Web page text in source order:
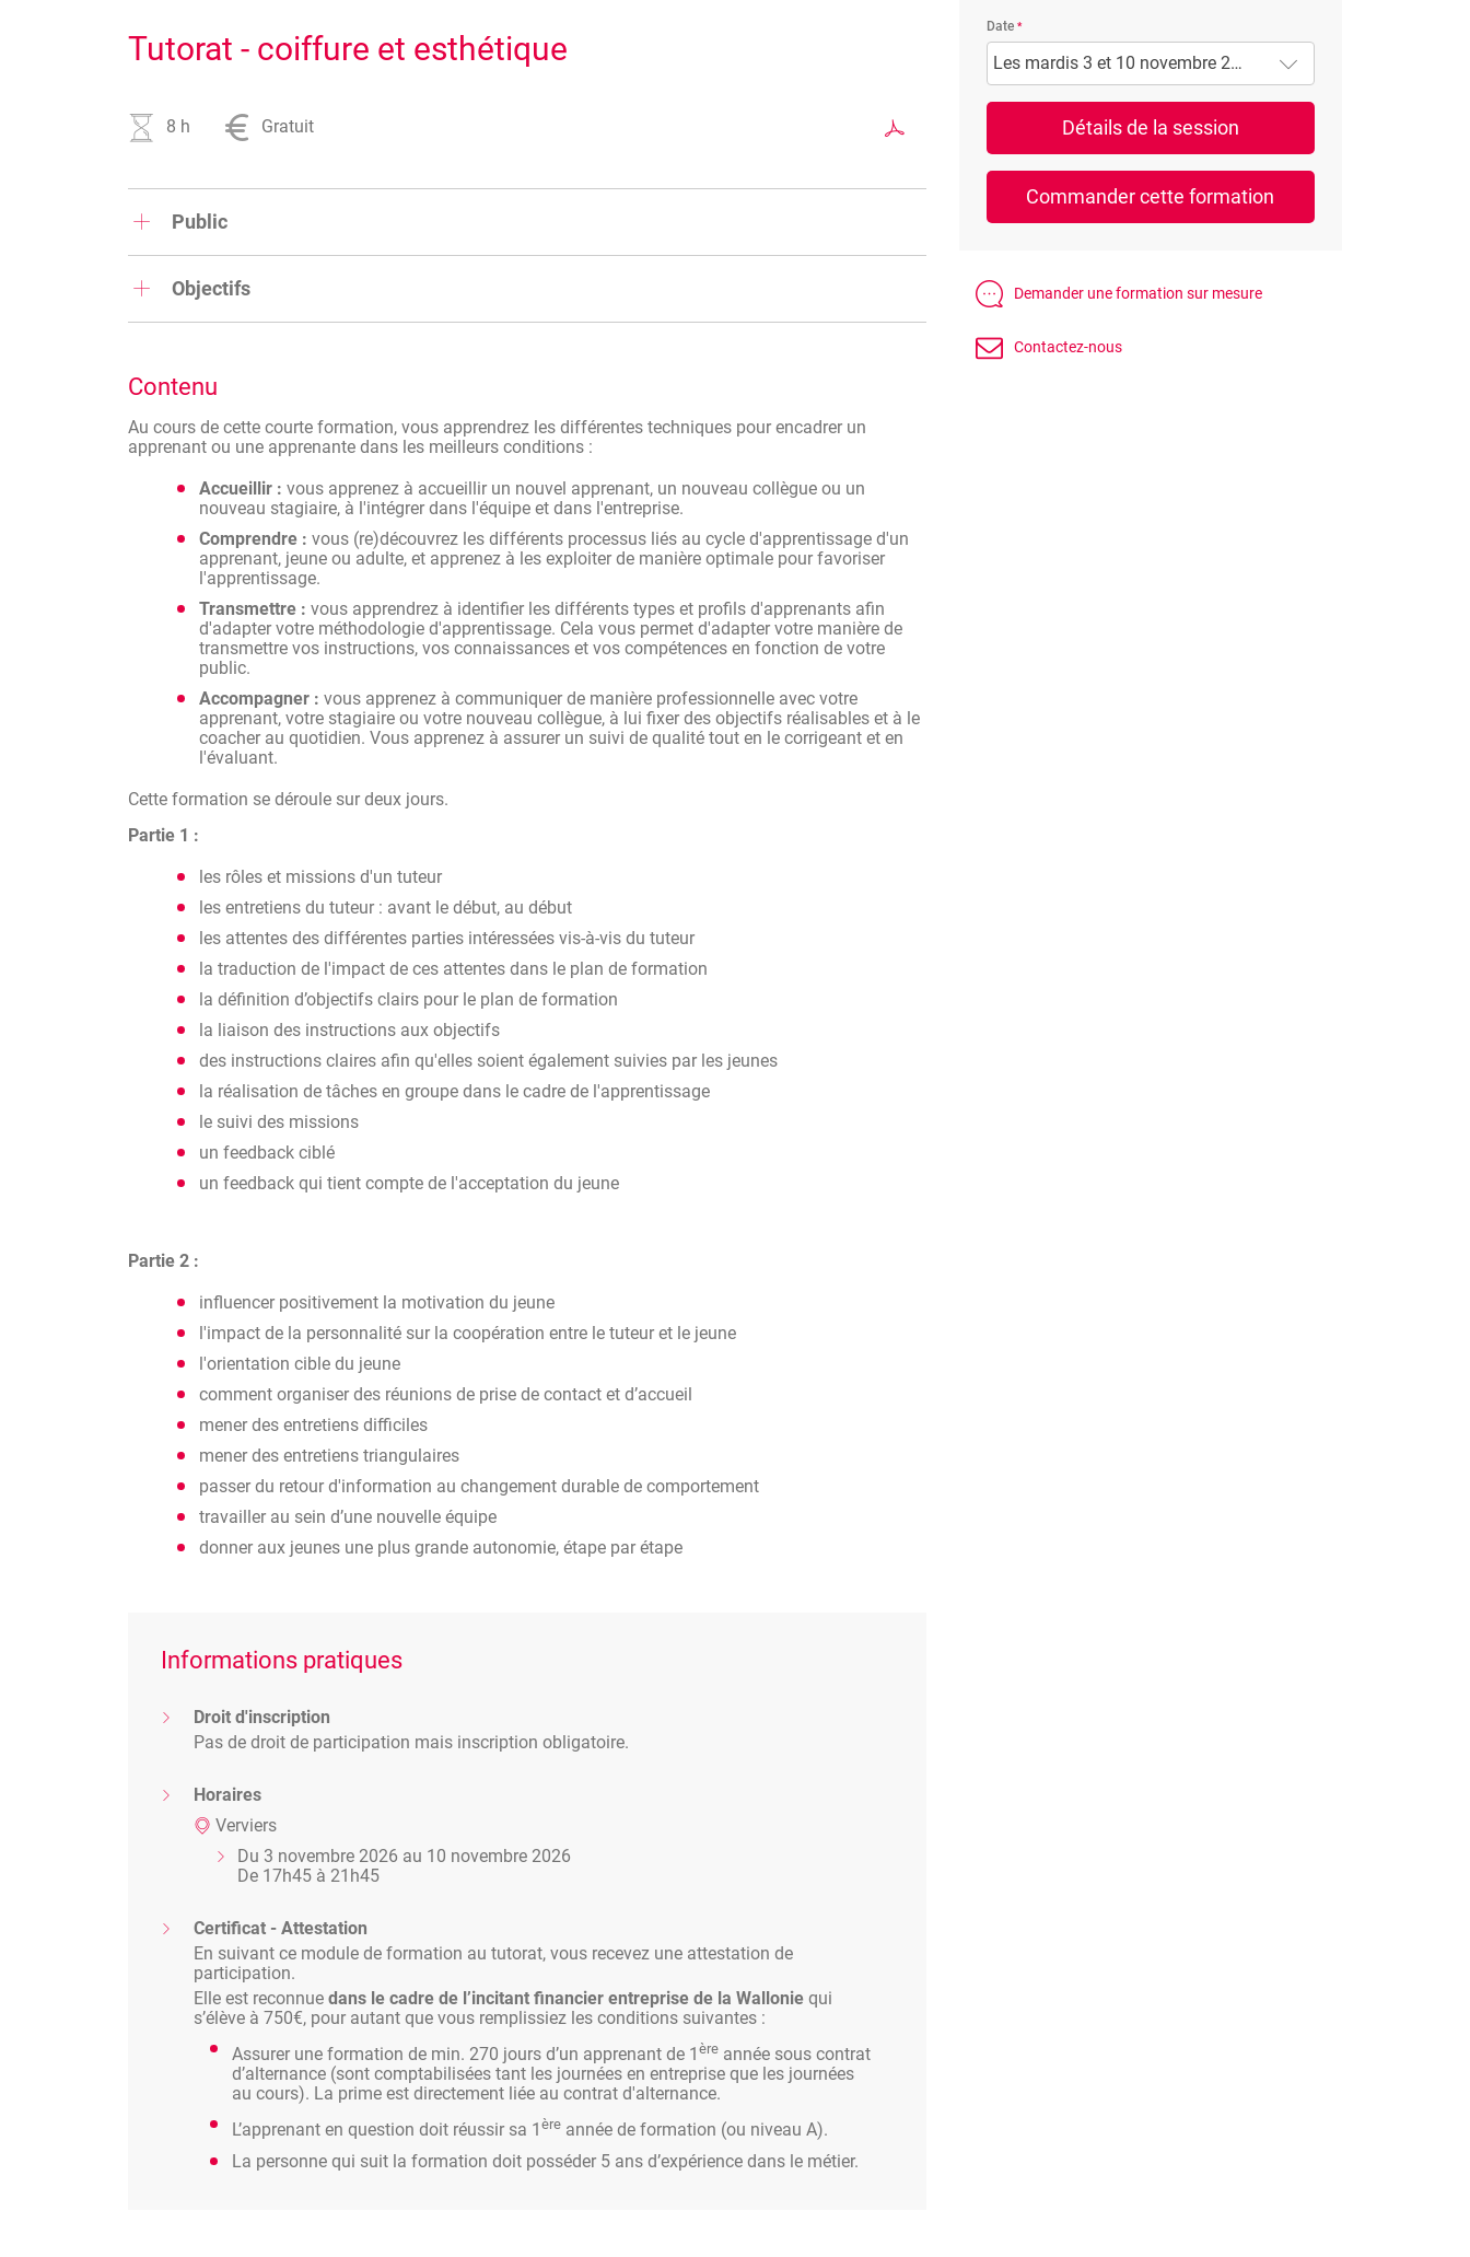
Tutorat - coiffure et esthétique
8 h Gratuit
Public
l'esthétique.
Objectifs
Contenu
Au cours de cette courte formation, vous apprendrez les différentes techniques pour encadrer un
apprenant ou une apprenante dans les meilleurs conditions :
Accueillir : vous apprenez à accueillir un nouvel apprenant, un nouveau collègue ou un
nouveau stagiaire, à l'intégrer dans l'équipe et dans l'entreprise.
Comprendre : vous (re)découvrez les différents processus liés au cycle d'apprentissage d'un
apprenant, jeune ou adulte, et apprenez à les exploiter de manière optimale pour favoriser
l'apprentissage.
Transmettre : vous apprendrez à identifier les différents types et profils d'apprenants afin
d'adapter votre méthodologie d'apprentissage. Cela vous permet d'adapter votre manière de
transmettre vos instructions, vos connaissances et vos compétences en fonction de votre
public.
Accompagner : vous apprenez à communiquer de manière professionnelle avec votre
apprenant, votre stagiaire ou votre nouveau collègue, à lui fixer des objectifs réalisables et à le
coacher au quotidien. Vous apprenez à assurer un suivi de qualité tout en le corrigeant et en
l'évaluant.
Cette formation se déroule sur deux jours.
Partie 1 :
les rôles et missions d'un tuteur
les entretiens du tuteur : avant le début, au début
les attentes des différentes parties intéressées vis-à-vis du tuteur
la traduction de l'impact de ces attentes dans le plan de formation
la définition d’objectifs clairs pour le plan de formation
la liaison des instructions aux objectifs
des instructions claires afin qu'elles soient également suivies par les jeunes
la réalisation de tâches en groupe dans le cadre de l'apprentissage
le suivi des missions
un feedback ciblé
un feedback qui tient compte de l'acceptation du jeune
Partie 2 :
influencer positivement la motivation du jeune
l'impact de la personnalité sur la coopération entre le tuteur et le jeune
l'orientation cible du jeune
comment organiser des réunions de prise de contact et d’accueil
mener des entretiens difficiles
mener des entretiens triangulaires
passer du retour d'information au changement durable de comportement
travailler au sein d’une nouvelle équipe
donner aux jeunes une plus grande autonomie, étape par étape
Informations pratiques
Droit d'inscription
Pas de droit de participation mais inscription obligatoire.
Horaires
Verviers
Du 3 novembre 2026 au 10 novembre 2026
De 17h45 à 21h45
Certificat - Attestation
En suivant ce module de formation au tutorat, vous recevez une attestation de
participation.
Elle est reconnue dans le cadre de l’incitant financier entreprise de la Wallonie qui
s’élève à 750€, pour autant que vous remplissiez les conditions suivantes :
Assurer une formation de min. 270 jours d’un apprenant de 1 ère année sous contrat
d’alternance (sont comptabilisées tant les journées en entreprise que les journées
au cours). La prime est directement liée au contrat d'alternance.
L’apprenant en question doit réussir sa 1 ère année de formation (ou niveau A).
La personne qui suit la formation doit posséder 5 ans d’expérience dans le métier.
Date
Les mardis 3 et 10 novembre 2026